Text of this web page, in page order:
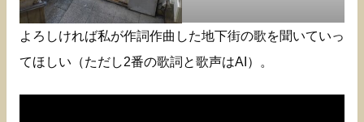
よろしければ私が作詞作曲した地下街の歌を聞いていっ
てほしい（ただし2番の歌詞と歌声はAI）。